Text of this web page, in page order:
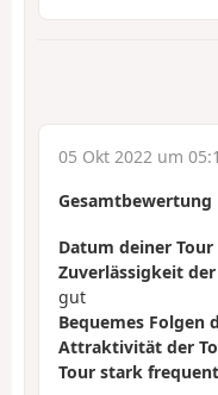
05 Okt 2022 um
Gesamtbewertung
Datum deiner Tour
Zuverlässigkeit
gut
Bequemes Folgen
Attraktivität der
Tour stark